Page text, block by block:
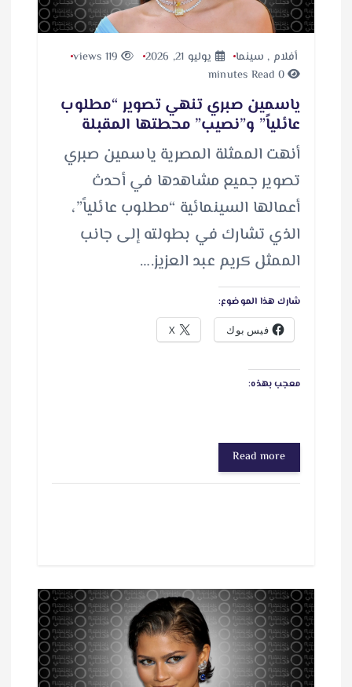
أفلام , سينما يوليو 21, 2026
119 views
0 minutes Read
ياسمين صبري تنهي تصوير “مطلوب
عائلياً” و”نصيب” محطتها المقبلة
أنهت الممثلة المصرية ياسمين صبري
تصوير جميع مشاهدها في أحدث
أعمالها السينمائية “مطلوب عائلياً”،
الذي تشارك في بطولته إلى جانب
الممثل كريم عبد العزيز.…
شارك هذا الموضوع:
فيس بوك X
معجب بهذه:
Read more